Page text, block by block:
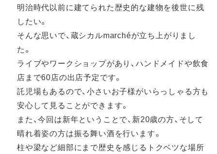
明治時代以前に建てられた歴史的な建物を後世に残
したい。
そんな思いで、蔵シカルmarchéが立ち上がりまし
た。
ライブやワークショップがあり、ハンドメイドや飲食
店まで60店の出店予定です。
託児場もあるので、小さいお子様がいらっしゃる方も
安心して見ることができます。
また、今回は新年ということで、新20歳の方、そして
晴れ着姿の方は振る舞い酒を行います。
柱や梁など細部にまで歴史を感じるトクベツな場所